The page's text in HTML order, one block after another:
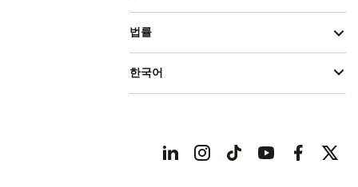
법률
한국어